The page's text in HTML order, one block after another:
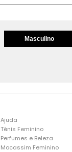
Masculino
Ajuda
Tênis Feminino
Perfumes e Beleza
Mocassim Feminino